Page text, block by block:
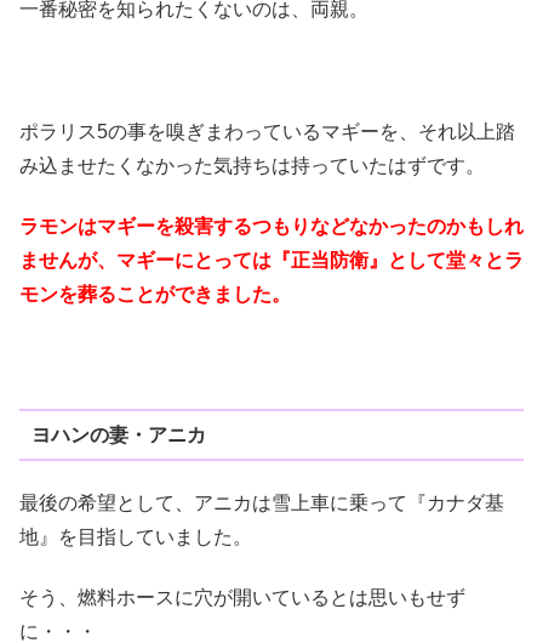
一番秘密を知られたくないのは、両親。
ポラリス5の事を嗅ぎまわっているマギーを、それ以上踏
み込ませたくなかった気持ちは持っていたはずです。
ラモンはマギーを殺害するつもりなどなかったのかもしれ
ませんが、マギーにとっては『正当防衛』として堂々とラ
モンを葬ることができました。
ヨハンの妻・アニカ
最後の希望として、アニカは雪上車に乗って『カナダ基
地』を目指していました。
そう、燃料ホースに穴が開いているとは思いもせず
に・・・